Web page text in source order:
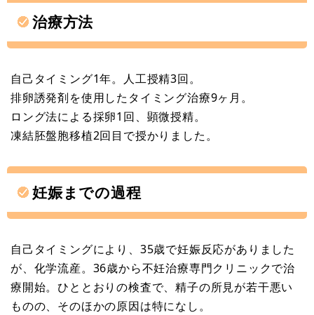
治療方法
自己タイミング1年。人工授精3回。
排卵誘発剤を使用したタイミング治療9ヶ月。
ロング法による採卵1回、顕微授精。
凍結胚盤胞移植2回目で授かりました。
妊娠までの過程
自己タイミングにより、35歳で妊娠反応がありました
が、化学流産。36歳から不妊治療専門クリニックで治
療開始。ひととおりの検査で、精子の所見が若干悪い
ものの、そのほかの原因は特になし。